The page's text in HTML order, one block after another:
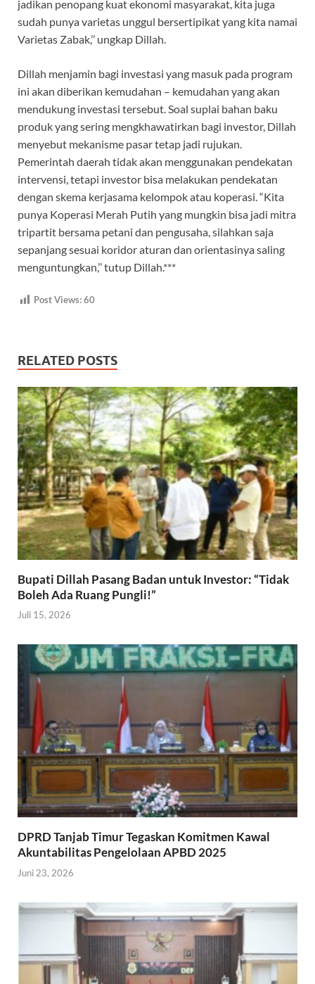
jadikan penopang kuat ekonomi masyarakat, kita juga
sudah punya varietas unggul bersertipikat yang kita namai
Varietas Zabak,’’ ungkap Dillah.
Dillah menjamin bagi investasi yang masuk pada program
ini akan diberikan kemudahan – kemudahan yang akan
mendukung investasi tersebut. Soal suplai bahan baku
produk yang sering mengkhawatirkan bagi investor, Dillah
menyebut mekanisme pasar tetap jadi rujukan.
Pemerintah daerah tidak akan menggunakan pendekatan
intervensi, tetapi investor bisa melakukan pendekatan
dengan skema kerjasama kelompok atau koperasi. “Kita
punya Koperasi Merah Putih yang mungkin bisa jadi mitra
tripartit bersama petani dan pengusaha, silahkan saja
sepanjang sesuai koridor aturan dan orientasinya saling
menguntungkan,’’ tutup Dillah.***
Post Views:60
RELATED POSTS
Bupati Dillah Pasang Badan untuk Investor: “Tidak
Boleh Ada Ruang Pungli!”
Juli 15, 2026
DPRD Tanjab Timur Tegaskan Komitmen Kawal
Akuntabilitas Pengelolaan APBD 2025
Juni 23, 2026